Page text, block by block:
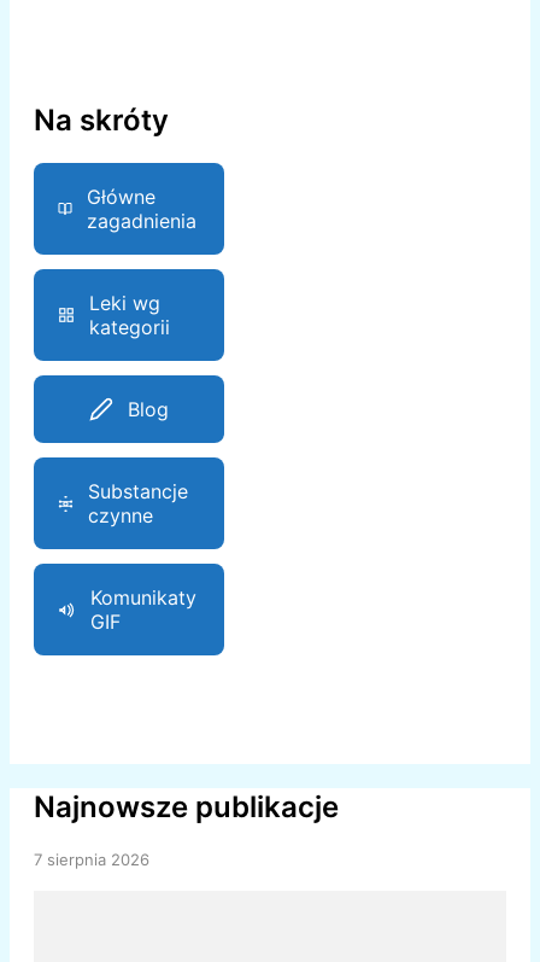
Na skróty
Główne
zagadnienia
Leki wg
kategorii
Blog
Substancje
czynne
Komunikaty
GIF
Najnowsze publikacje
7 sierpnia 2026